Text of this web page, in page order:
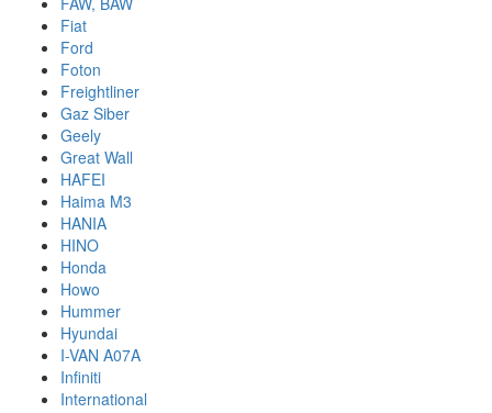
Fiat
Ford
Foton
Freightliner
Gaz Siber
Geely
Great Wall
HAFEI
Haima M3
HANIA
HINO
Honda
Howo
Hummer
Hyundai
I-VAN A07A
Infiniti
International